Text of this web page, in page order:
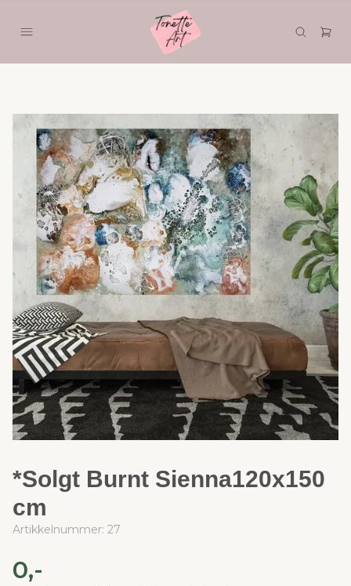
*Solgt Burnt Sienna120x150
cm
Artikkelnummer: 27
0,-